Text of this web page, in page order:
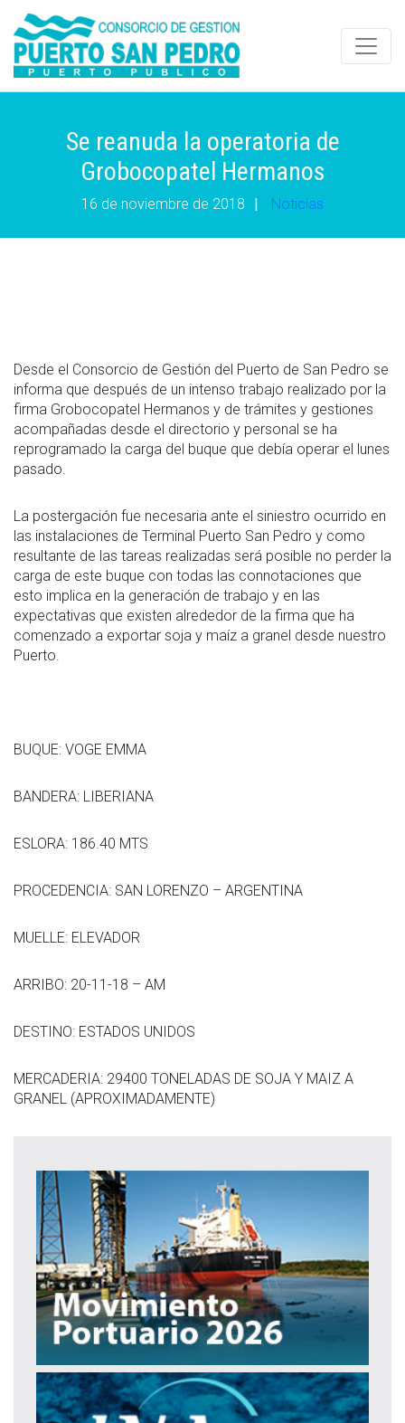
Se reanuda la operatoria de
Grobocopatel Hermanos
16 de noviembre de 2018 | Noticias
Desde el Consorcio de Gestión del Puerto de San Pedro se
informa que después de un intenso trabajo realizado por la
firma Grobocopatel Hermanos y de trámites y gestiones
acompañadas desde el directorio y personal se ha
reprogramado la carga del buque que debía operar el lunes
pasado.
La postergación fue necesaria ante el siniestro ocurrido en
las instalaciones de Terminal Puerto San Pedro y como
resultante de las tareas realizadas será posible no perder la
carga de este buque con todas las connotaciones que
esto implica en la generación de trabajo y en las
expectativas que existen alrededor de la firma que ha
comenzado a exportar soja y maíz a granel desde nuestro
Puerto.
BUQUE: VOGE EMMA
BANDERA: LIBERIANA
ESLORA: 186.40 MTS
PROCEDENCIA: SAN LORENZO – ARGENTINA
MUELLE: ELEVADOR
ARRIBO: 20-11-18 – AM
DESTINO: ESTADOS UNIDOS
MERCADERIA: 29400 TONELADAS DE SOJA Y MAIZ A
GRANEL (APROXIMADAMENTE)